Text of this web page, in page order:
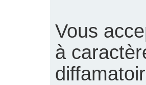
Vous
à